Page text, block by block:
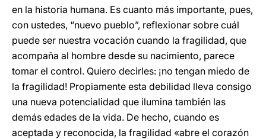
en la historia humana. Es cuanto más importante, pues,
con ustedes, “nuevo pueblo”, reflexionar sobre cuál
puede ser nuestra vocación cuando la fragilidad, que
acompaña al hombre desde su nacimiento, parece
tomar el control. Quiero decirles: ¡no tengan miedo de
la fragilidad! Propiamente esta debilidad lleva consigo
una nueva potencialidad que ilumina también las
demás edades de la vida. De hecho, cuando es
aceptada y reconocida, la fragilidad «abre el corazón